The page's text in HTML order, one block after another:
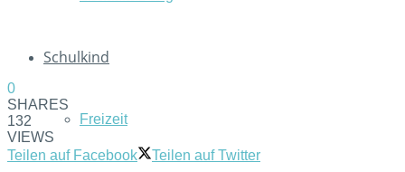
Schulkind
Freizeit
0
SHARES
132
VIEWS
Teilen auf Facebook
Teilen auf Twitter